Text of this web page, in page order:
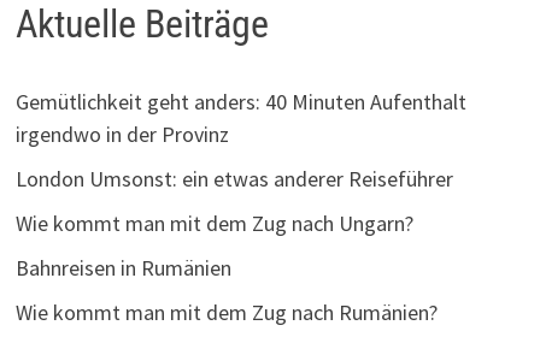
Aktuelle Beiträge
Gemütlichkeit geht anders: 40 Minuten Aufenthalt
irgendwo in der Provinz
London Umsonst: ein etwas anderer Reiseführer
Wie kommt man mit dem Zug nach Ungarn?
Bahnreisen in Rumänien
Wie kommt man mit dem Zug nach Rumänien?